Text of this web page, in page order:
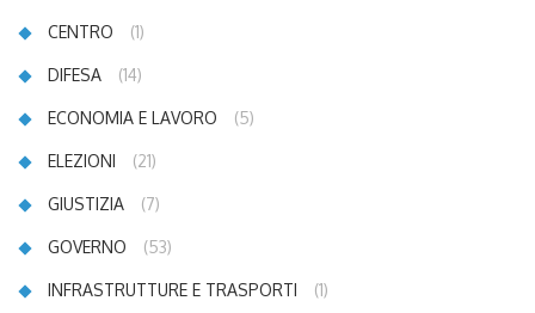
CENTRO (1)
DIFESA (14)
ECONOMIA E LAVORO (5)
ELEZIONI (21)
GIUSTIZIA (7)
GOVERNO (53)
INFRASTRUTTURE E TRASPORTI (1)